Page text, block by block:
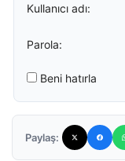
Kullanıcı adı:
Parola:
Beni hatırla
Paylaş: